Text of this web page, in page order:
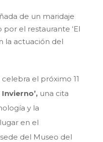
de un maridaje
el restaurante ‘El
la actuación del
celebra el próximo 11
Invierno’, una cita
y la
en el
sede del Museo del